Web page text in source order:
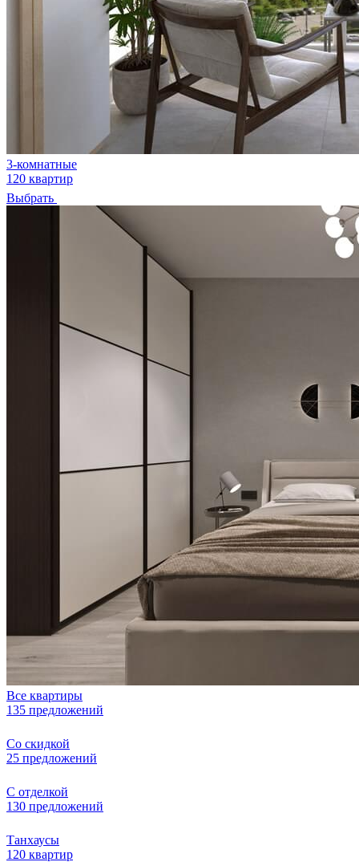
3-комнатные
120 квартир
Выбрать
Все квартиры
135 предложений
Со скидкой
25 предложений
С отделкой
130 предложений
Танхаусы
120 квартир